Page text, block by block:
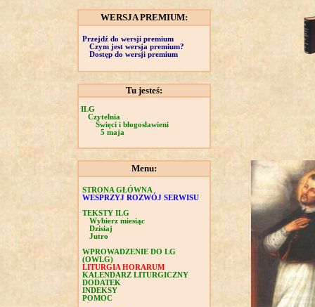
WERSJA PREMIUM:
Przejdź do wersji premium
Czym jest wersja premium?
Dostęp do wersji premium
Tu jesteś:
ILG
Czytelnia
Święci i błogosławieni
5 maja
Menu:
STRONA GŁÓWNA
WESPRZYJ ROZWÓJ SERWISU
TEKSTY ILG
Wybierz miesiąc
Dzisiaj
Jutro
WPROWADZENIE DO LG
(OWLG)
LITURGIA HORARUM
KALENDARZ LITURGICZNY
DODATEK
INDEKSY
POMOC